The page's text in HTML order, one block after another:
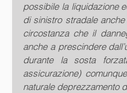
possibile la liquidazione
di sinistro stradale
circostanza che il
anche a prescindere
durante la sosta
assicurazione)
naturale deprezzamento